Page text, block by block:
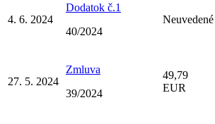
4. 6. 2024
Dodatok č.1
40/2024
Neuvedené
27. 5. 2024
Zmluva
39/2024
49,79
EUR